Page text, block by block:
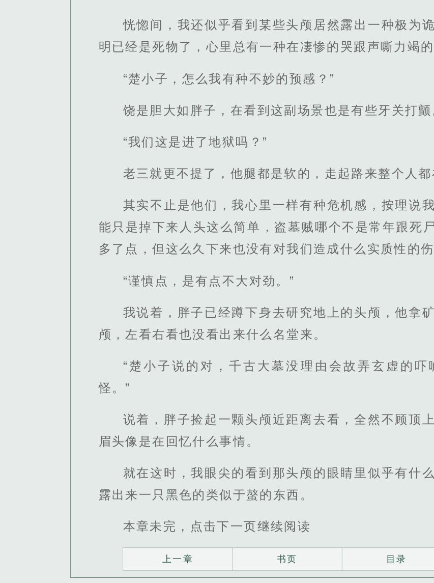
恍惚间，我还似乎看到某些头颅居然露出一种极为
明已经是死物了，心里总有一种在凄惨的哭跟声嘶力竭的
“楚小子，怎么我有种不妙的预感？”
饶是胆大如胖子，在看到这副场景也是有些牙关打颤
“我们这是进了地狱吗？”
老三就更不提了，他腿都是软的，走起路来整个人都
其实不止是他们，我心里一样有种危机感，按理说
能只是掉下来人头这么简单，盗墓贼哪个不是常年跟死
多了点，但这么久下来也没有对我们造成什么实质性的
“谨慎点，是有点不大对劲。”
我说着，胖子已经蹲下身去研究地上的头颅，他拿
颅，左看右看也没看出来什么名堂来。
“楚小子说的对，千古大墓没理由会故弄玄虚的
怪。”
说着，胖子捡起一颗头颅近距离去看，全然不顾顶
眉头像是在回忆什么事情。
就在这时，我眼尖的看到那头颅的眼睛里似乎有什
露出来一只黑色的类似于螯的东西。
本章未完，点击下一页继续阅读
上一章 书页 目录